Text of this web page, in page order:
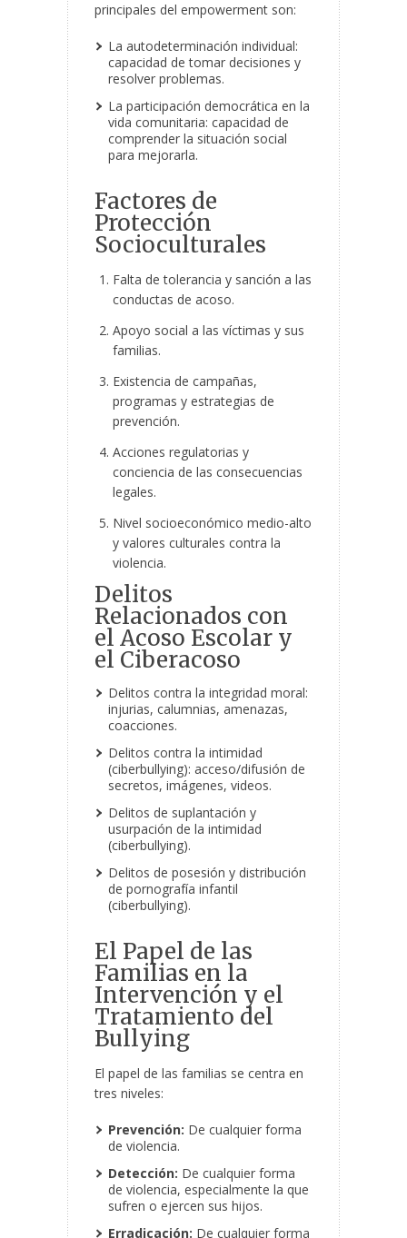
principales del empowerment son:
La autodeterminación individual:
capacidad de tomar decisiones y
resolver problemas.
La participación democrática en la
vida comunitaria: capacidad de
comprender la situación social
para mejorarla.
Factores de
Protección
Socioculturales
Falta de tolerancia y sanción a las
conductas de acoso.
Apoyo social a las víctimas y sus
familias.
Existencia de campañas,
programas y estrategias de
prevención.
Acciones regulatorias y
conciencia de las consecuencias
legales.
Nivel socioeconómico medio-alto
y valores culturales contra la
violencia.
Delitos
Relacionados con
el Acoso Escolar y
el Ciberacoso
Delitos contra la integridad moral:
injurias, calumnias, amenazas,
coacciones.
Delitos contra la intimidad
(ciberbullying): acceso/difusión de
secretos, imágenes, videos.
Delitos de suplantación y
usurpación de la intimidad
(ciberbullying).
Delitos de posesión y distribución
de pornografía infantil
(ciberbullying).
El Papel de las
Familias en la
Intervención y el
Tratamiento del
Bullying
El papel de las familias se centra en
tres niveles:
Prevención: De cualquier forma
de violencia.
Detección: De cualquier forma
de violencia, especialmente la que
sufren o ejercen sus hijos.
Erradicación: De cualquier forma